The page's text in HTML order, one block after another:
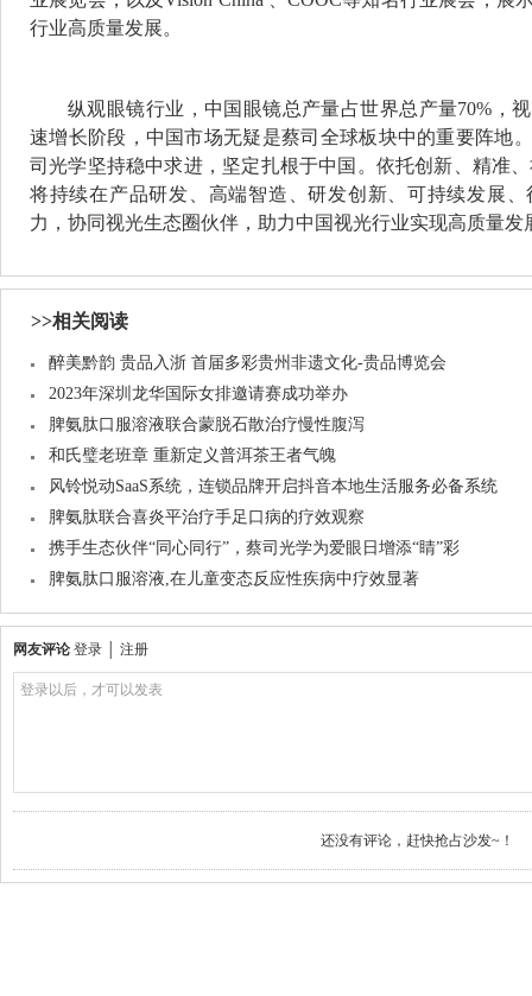
行业高质量发展。
纵观眼镜行业，中国眼镜总产量占世界总产量70%，
速增长阶段，中国市场无疑是蔡司全球板块中的重要阵地
司光学坚持稳中求进，坚定扎根于中国。依托创新、精准
将持续在产品研发、高端智造、研发创新、可持续发展
力，协同视光生态圈伙伴，助力中国视光行业实现高质量发
>>相关阅读
醉美黔韵 贵品入浙 首届多彩贵州非遗文化-贵品博览会
2023年深圳龙华国际女排邀请赛成功举办
脾氨肽口服溶液联合蒙脱石散治疗慢性腹泻
和氏璧老班章 重新定义普洱茶王者气魄
风铃悦动SaaS系统，连锁品牌开启抖音本地生活服务必备系统
脾氨肽联合喜炎平治疗手足口病的疗效观察
携手生态伙伴“同心同行”，蔡司光学为爱眼日增添“睛”彩
脾氨肽口服溶液,在儿童变态反应性疾病中疗效显著
网友评论 登录 注册
登录以后，才可以发表
还没有评论，赶快抢占沙发~！